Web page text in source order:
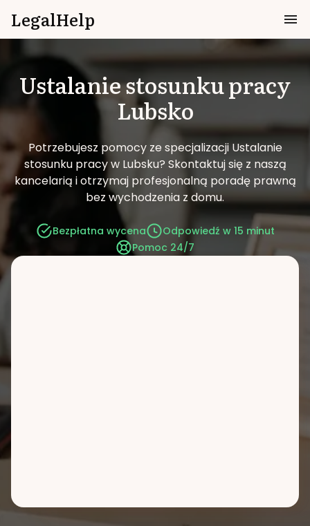
LegalHelp
Ustalanie stosunku pracy
Lubsko
Potrzebujesz pomocy ze specjalizacji Ustalanie
stosunku pracy w Lubsku? Skontaktuj się z naszą
kancelarią i otrzymaj profesjonalną poradę prawną
bez wychodzenia z domu.
Bezpłatna wycena
Odpowiedź w 15 minut
Pomoc 24/7